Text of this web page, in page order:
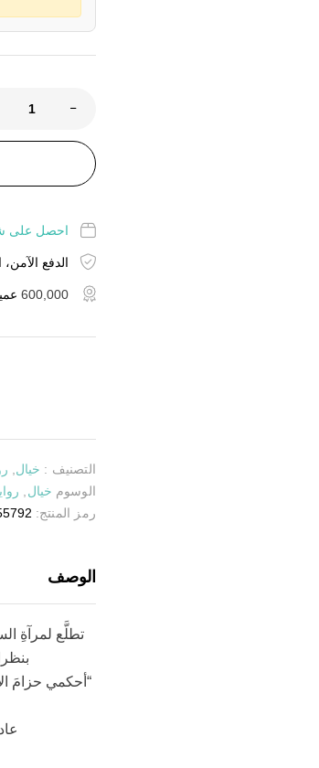
احصل على شحن
الدفع الآمن،
600,000
التصنيف : خيال
الوسوم خيال
رمز المنتج:
الوصف
تطلَّع لمرآةِ
“أحكمي حزامَ